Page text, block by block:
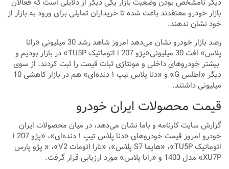
بازار خودرو معتقدند باعث شده تا خریداران تمایلی برای ورود به بازار از
خود نشان ندهند.
رصد بازار خودرو نشان می‌دهد امروز شاهد رشد 30 میلیونی «رانا
پلاس» افت 30 میلیونی«پژو i 207 اتوماتیک TU5P» در بازار بودیم و
بیشتر خودروهای داخلی و مونتاژی ثبات قیمت را ثبت کردند. از سوی
دیگر «اطلس G» و «دنا پلاس تیپ ۱ دنده‌ای» هم در بازار کاهشی 10
میلیونی داشتند.
قیمت محصولات ایران خودرو
گزارش سایت کارنامه و باما نشان می‌دهد، در میان محصولات ایران
خودرو امروز قیمت خودروهای «دنا پلاس تیپ ۱ دنده‌ای»، «پژو i 207
اتوماتیک TU5P»، «هایما S7 پلاس»، «تارا اتومات V2»، « پژو پارس
XU7P» مدل 1403 و «رانا پلاس» مورد ارزیابی قرار گرفت.